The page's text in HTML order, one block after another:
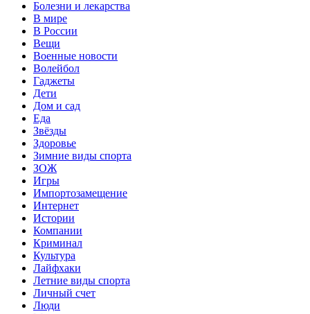
Болезни и лекарства
В мире
В России
Вещи
Военные новости
Волейбол
Гаджеты
Дети
Дом и сад
Еда
Звёзды
Здоровье
Зимние виды спорта
ЗОЖ
Игры
Импортозамещение
Интернет
Истории
Компании
Криминал
Культура
Лайфхаки
Летние виды спорта
Личный счет
Люди